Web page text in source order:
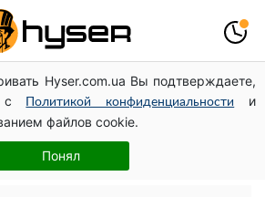
Hyser.com.ua Вы подтверждаете,
с
Политикой конфиденциальности
и
файлов cookie.
Понял
Олександр Конотопський вивів
бюджету через фіктивну фірму в
Трінчер блиснула "принадами":
ще не бачили